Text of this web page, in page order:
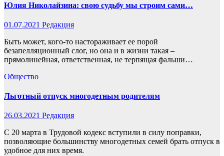
Юлия Николайзина: свою судьбу мы строим сами…
01.07.2021 Редакция
Быть может, кого-то настораживает ее порой
безапелляционный слог, но она и в жизни такая –
прямолинейная, ответственная, не терпящая фальши…
Общество
Льготный отпуск многодетным родителям
26.03.2021 Редакция
С 20 марта в Трудовой кодекс вступили в силу поправки,
позволяющие большинству многодетных семей брать отпуск в
удобное для них время.